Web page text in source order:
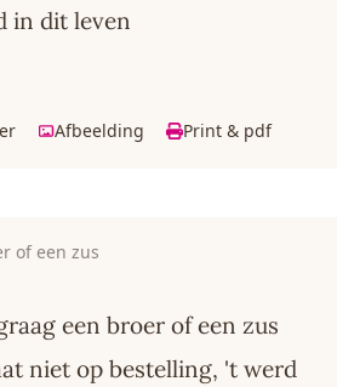
in dit leven
Afbeelding Print & pdf
of een zus
een broer of een zus
niet op bestelling, 't werd